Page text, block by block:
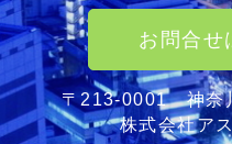
お問合せ
〒213-0001 神奈
株式会社